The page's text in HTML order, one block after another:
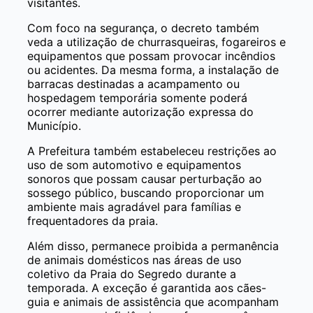
Com foco na segurança, o decreto também
veda a utilização de churrasqueiras, fogareiros e
equipamentos que possam provocar incêndios
ou acidentes. Da mesma forma, a instalação de
barracas destinadas a acampamento ou
hospedagem temporária somente poderá
ocorrer mediante autorização expressa do
Município.
A Prefeitura também estabeleceu restrições ao
uso de som automotivo e equipamentos
sonoros que possam causar perturbação ao
sossego público, buscando proporcionar um
ambiente mais agradável para famílias e
frequentadores da praia.
Além disso, permanece proibida a permanência
de animais domésticos nas áreas de uso
coletivo da Praia do Segredo durante a
temporada. A exceção é garantida aos cães-
guia e animais de assistência que acompanham